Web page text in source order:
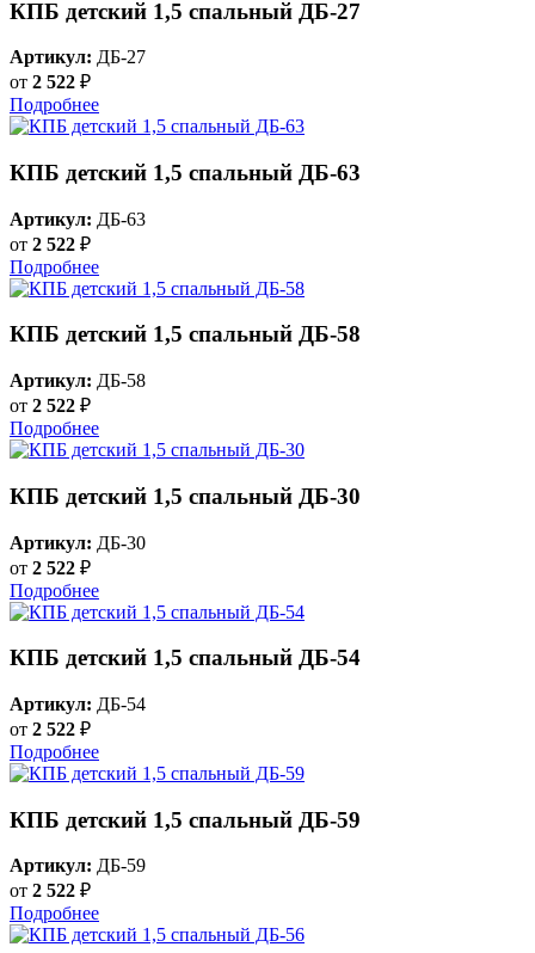
КПБ детский 1,5 спальный ДБ-27
Артикул: ДБ-27
от 2 522 ₽
Подробнее
КПБ детский 1,5 спальный ДБ-63
Артикул: ДБ-63
от 2 522 ₽
Подробнее
КПБ детский 1,5 спальный ДБ-58
Артикул: ДБ-58
от 2 522 ₽
Подробнее
КПБ детский 1,5 спальный ДБ-30
Артикул: ДБ-30
от 2 522 ₽
Подробнее
КПБ детский 1,5 спальный ДБ-54
Артикул: ДБ-54
от 2 522 ₽
Подробнее
КПБ детский 1,5 спальный ДБ-59
Артикул: ДБ-59
от 2 522 ₽
Подробнее